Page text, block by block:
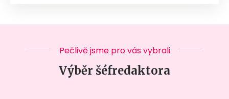
Pečlivě jsme pro vás vybrali
Výběr šéfredaktora